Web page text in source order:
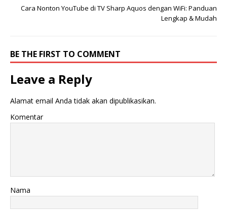
Cara Nonton YouTube di TV Sharp Aquos dengan WiFi: Panduan
Lengkap & Mudah
BE THE FIRST TO COMMENT
Leave a Reply
Alamat email Anda tidak akan dipublikasikan.
Komentar
Nama